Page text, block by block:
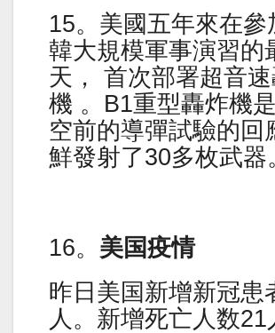
15。美國五年來在參
韓大規模軍事演習的
天， 首次部署超音
機 。B1重型轟炸機
空前的導彈試驗的回
鮮發射了30多枚武器
16。 美国疫情
昨日美国新增新冠患
人。新增死亡人数21